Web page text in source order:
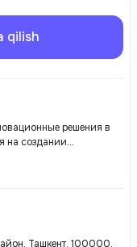
qilish
решения в
на создании
объектов,
уютные пространства
Ташкент, 100000,